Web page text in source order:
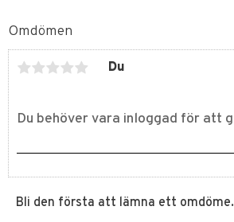
Omdömen
Du
Bli den första att lämna ett omdöme.